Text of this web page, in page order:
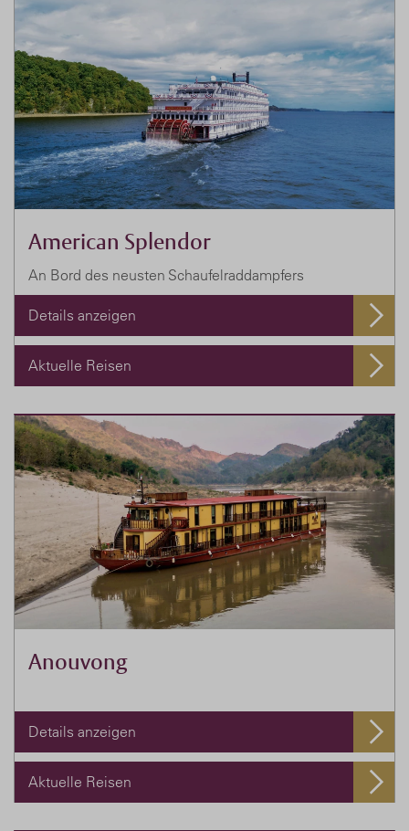
American Splendor
An Bord des neusten Schaufelraddampfers
Details anzeigen
Aktuelle Reisen
Anouvong
Details anzeigen
Aktuelle Reisen